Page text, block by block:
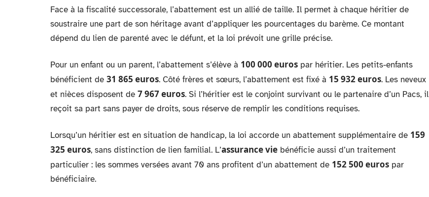
Face à la fiscalité successorale, l’abattement est un allié de taille. Il permet à chaque héritier de
soustraire une part de son héritage avant d’appliquer les pourcentages du barème. Ce montant
dépend du lien de parenté avec le défunt, et la loi prévoit une grille précise.
Pour un enfant ou un parent, l’abattement s’élève à 100 000 euros par héritier. Les petits-enfants
bénéficient de 31 865 euros. Côté frères et sœurs, l’abattement est fixé à 15 932 euros. Les neveux
et nièces disposent de 7 967 euros. Si l’héritier est le conjoint survivant ou le partenaire d’un Pacs, il
reçoit sa part sans payer de droits, sous réserve de remplir les conditions requises.
Lorsqu’un héritier est en situation de handicap, la loi accorde un abattement supplémentaire de 159
325 euros, sans distinction de lien familial. L’assurance vie bénéficie aussi d’un traitement
particulier : les sommes versées avant 70 ans profitent d’un abattement de 152 500 euros par
bénéficiaire.